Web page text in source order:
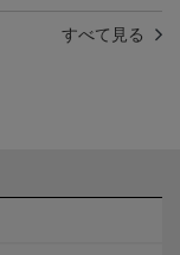
すべて見る